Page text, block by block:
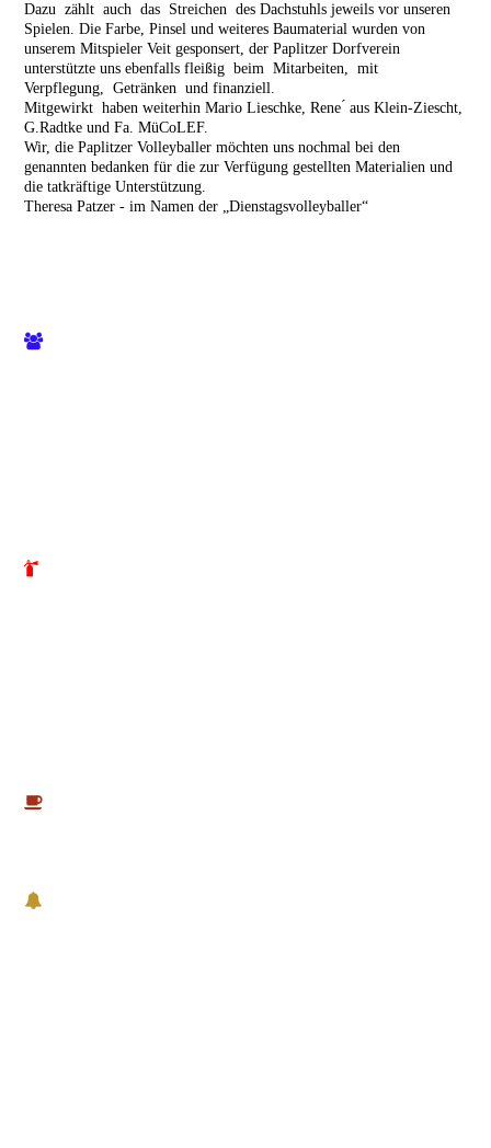
Dazu zählt auch das Streichen des Dachstuhls jeweils vor unseren
Spielen. Die Farbe, Pinsel und weiteres Baumaterial wurden von
unserem Mitspieler Veit gesponsert, der Paplitzer Dorfverein
unterstützte uns ebenfalls fleißig beim Mitarbeiten, mit
Verpflegung, Getränken und finanziell.
Mitgewirkt haben weiterhin Mario Lieschke, Rene ́ aus Klein-Ziescht,
G.Radtke und Fa. MüCoLEF.
Wir, die Paplitzer Volleyballer möchten uns nochmal bei den
genannten bedanken für die zur Verfügung gestellten Materialien und
die tatkräftige Unterstützung.
Theresa Patzer - im Namen der „Dienstagsvolleyballer“